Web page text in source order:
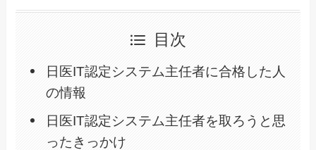
目次
日医IT認定システム主任者に合格した人
の情報
日医IT認定システム主任者を取ろうと思
ったきっかけ